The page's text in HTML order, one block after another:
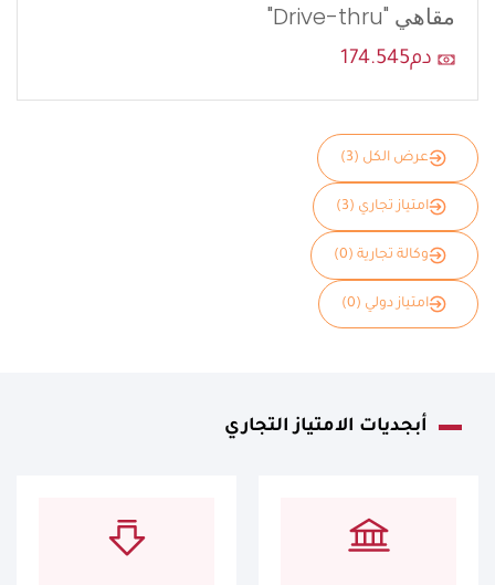
مقاهي "Drive-thru"
دم174.545
عرض الكل (3)
امتياز تجاري (3)
وكالة تجارية (0)
امتياز دولي (0)
أبجديات الامتياز التجاري